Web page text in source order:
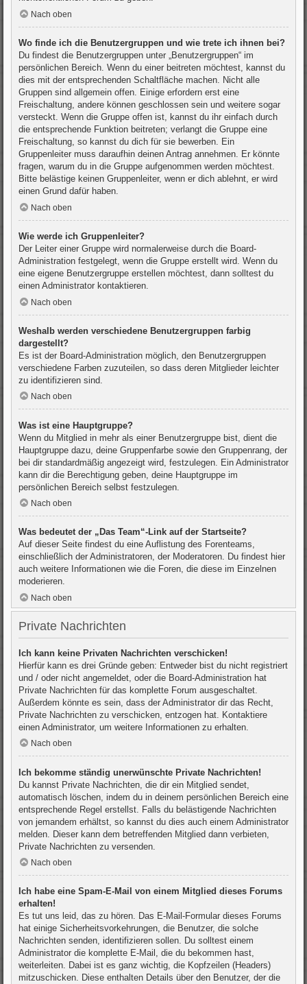
Nach oben
Wo finde ich die Benutzergruppen und wie trete ich ihnen bei?
Du findest die Benutzergruppen unter „Benutzergruppen“ im
persönlichen Bereich. Wenn du einer beitreten möchtest, kannst du
dies mit der entsprechenden Schaltfläche machen. Nicht alle
Gruppen sind allgemein offen. Einige erfordern erst eine
Freischaltung, andere können geschlossen sein und weitere sogar
versteckt. Wenn die Gruppe offen ist, kannst du ihr einfach durch
die entsprechende Funktion beitreten; verlangt die Gruppe eine
Freischaltung, so kannst du dich für sie bewerben. Ein
Gruppenleiter muss daraufhin deinen Antrag annehmen. Er könnte
fragen, warum du in die Gruppe aufgenommen werden möchtest.
Bitte belästige keinen Gruppenleiter, wenn er dich ablehnt, er wird
einen Grund dafür haben.
Nach oben
Wie werde ich Gruppenleiter?
Der Leiter einer Gruppe wird normalerweise durch die Board-
Administration festgelegt, wenn die Gruppe erstellt wird. Wenn du
eine eigene Benutzergruppe erstellen möchtest, dann solltest du
einen Administrator kontaktieren.
Nach oben
Weshalb werden verschiedene Benutzergruppen farbig
dargestellt?
Es ist der Board-Administration möglich, den Benutzergruppen
verschiedene Farben zuzuteilen, so dass deren Mitglieder leichter
zu identifizieren sind.
Nach oben
Was ist eine Hauptgruppe?
Wenn du Mitglied in mehr als einer Benutzergruppe bist, dient die
Hauptgruppe dazu, deine Gruppenfarbe sowie den Gruppenrang, der
bei dir standardmäßig angezeigt wird, festzulegen. Ein Administrator
kann dir die Berechtigung geben, deine Hauptgruppe im
persönlichen Bereich selbst festzulegen.
Nach oben
Was bedeutet der „Das Team“-Link auf der Startseite?
Auf dieser Seite findest du eine Auflistung des Forenteams,
einschließlich der Administratoren, der Moderatoren. Du findest hier
auch weitere Informationen wie die Foren, die diese im Einzelnen
moderieren.
Nach oben
Private Nachrichten
Ich kann keine Privaten Nachrichten verschicken!
Hierfür kann es drei Gründe geben: Entweder bist du nicht registriert
und / oder nicht angemeldet, oder die Board-Administration hat
Private Nachrichten für das komplette Forum ausgeschaltet.
Außerdem könnte es sein, dass der Administrator dir das Recht,
Private Nachrichten zu verschicken, entzogen hat. Kontaktiere
einen Administrator, um weitere Informationen zu erhalten.
Nach oben
Ich bekomme ständig unerwünschte Private Nachrichten!
Du kannst Private Nachrichten, die dir ein Mitglied sendet,
automatisch löschen, indem du in deinem persönlichen Bereich eine
entsprechende Regel erstellst. Falls du belästigende Nachrichten
von jemandem erhältst, so kannst du dies auch einem Administrator
melden. Dieser kann dem betreffenden Mitglied dann verbieten,
Private Nachrichten zu versenden.
Nach oben
Ich habe eine Spam-E-Mail von einem Mitglied dieses Forums
erhalten!
Es tut uns leid, das zu hören. Das E-Mail-Formular dieses Forums
hat einige Sicherheitsvorkehrungen, die Benutzer, die solche
Nachrichten senden, identifizieren sollen. Du solltest einem
Administrator die komplette E-Mail, die du bekommen hast,
weiterleiten. Dabei ist es ganz wichtig, die Kopfzeilen (Headers)
mitzuschicken. Diese enthalten Details über den Benutzer, der die